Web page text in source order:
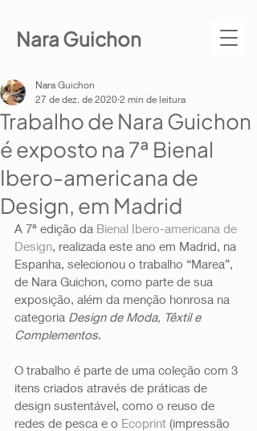
Nara Guichon
Trabalho de Nara Guichon
é exposto na 7ª Bienal
Ibero-americana de
Design, em Madrid
Nara Guichon
27 de dez. de 2020 2 min de leitura
A 7ª edição da Bienal Ibero-americana de
Design, realizada este ano em Madrid, na
Espanha, selecionou o trabalho “Marea”,
de Nara Guichon, como parte de sua
exposição, além da menção honrosa na
categoria Design de Moda, Têxtil e
Complementos.
O trabalho é parte de uma coleção com 3
itens criados através de práticas de
design sustentável, como o reuso de
redes de pesca e o Ecoprint (impressão